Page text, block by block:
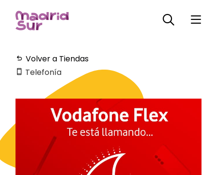
Horarios
Plano
Servicios
Volver a Tiendas
Telefonía